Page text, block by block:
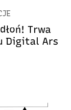
Trwa
Digital Ars